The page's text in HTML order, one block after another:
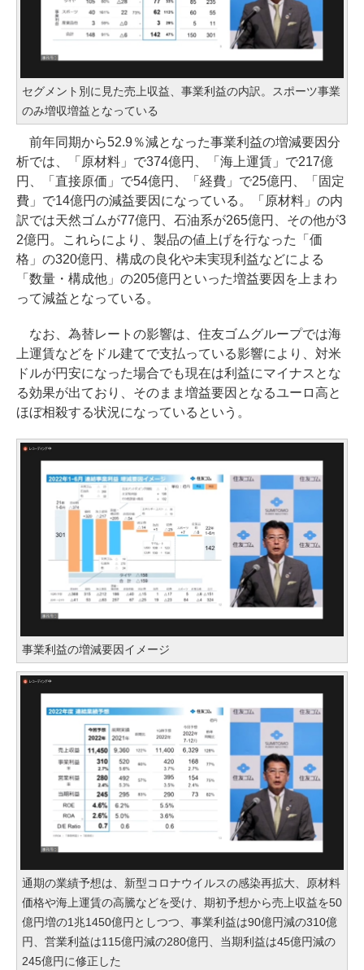
セグメント別に見た売上収益、事業利益の内訳。スポーツ事業
のみ増収増益となっている
前年同期から52.9％減となった事業利益の増減要因分
析では、「原材料」で374億円、「海上運賃」で217億
円、「直接原価」で54億円、「経費」で25億円、「固定
費」で14億円の減益要因になっている。「原材料」の内
訳では天然ゴムが77億円、石油系が265億円、その他が3
2億円。これらにより、製品の値上げを行なった「価
格」の320億円、構成の良化や未実現利益などによる
「数量・構成他」の205億円といった増益要因を上まわ
って減益となっている。
なお、為替レートの影響は、住友ゴムグループでは海
上運賃などをドル建てで支払っている影響により、対米
ドルが円安になった場合でも現在は利益にマイナスとな
る効果が出ており、そのまま増益要因となるユーロ高と
ほぼ相殺する状況になっているという。
事業利益の増減要因イメージ
通期の業績予想は、新型コロナウイルスの感染再拡大、原材料
価格や海上運賃の高騰などを受け、期初予想から売上収益を50
億円増の1兆1450億円としつつ、事業利益は90億円減の310億
円、営業利益は115億円減の280億円、当期利益は45億円減の
245億円に修正した